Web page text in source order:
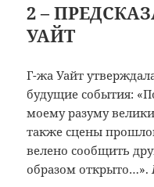
2 –
УАЙТ
Г-жа Уайт
будущие события:
моему разуму
также сцены
велено сообщить
образом открыто…».